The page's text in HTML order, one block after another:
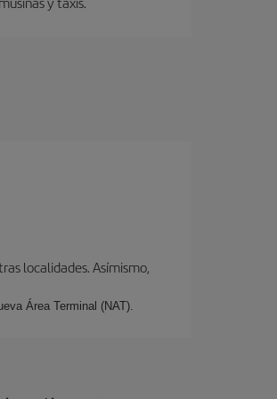
localidades. Asímismo,
Área Terminal (NAT).